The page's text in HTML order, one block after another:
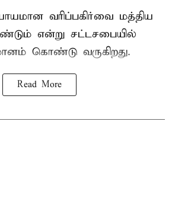
வரிப்பகிர்வை மத்திய
என்று சட்டசபையில்
கொண்டு வருகிறது.
Read More